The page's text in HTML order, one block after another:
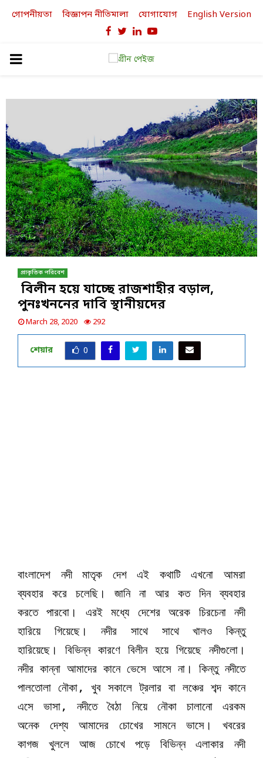
গোপনীয়তা বিজ্ঞাপন নীতিমালা যোগাযোগ English Version
Facebook
TwitterLinkedinYoutube
PRIMARY
প্রাকৃতিক পরিবেশ
বিলীন হয়ে যাচ্ছে রাজশাহীর বড়াল,
পুনঃখননের দাবি স্থানীয়দের
March 28, 2020 292
শেয়ার 0
বাংলাদেশ নদী মাতৃক দেশ এই কথাটি এখনো আমরা
ব্যবহার করে চলেছি। জানি না আর কত দিন ব্যবহার
করতে পারবো। এরই মধ্যে দেশের অরেক চিরচেনা নদী
হারিয়ে গিয়েছে। নদীর সাথে সাথে খালও কিন্তু
হারিয়েছে। বিভিন্ন কারণে বিলীন হয়ে গিয়েছে নদীগুলো।
নদীর কান্না আমাদের কানে ভেসে আসে না। কিন্তু নদীতে
পালতোলা নৌকা, খুব সকালে ট্রলার বা লঞ্চের শব্দ কানে
এসে ভাসা, নদীতে বৈঠা নিয়ে নৌকা চালানো এরকম
অনেক দেশ্য আমাদের চোখের সামনে ভাসে। খবরের
কাগজ খুললে আজ চোখে পড়ে বিভিন্ন এলাকার নদী